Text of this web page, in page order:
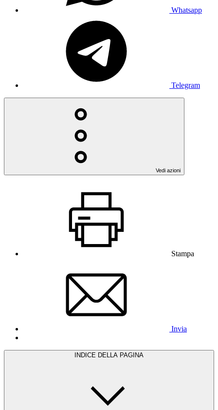
Whatsapp
Telegram
Vedi azioni
Stampa
Invia
INDICE DELLA PAGINA